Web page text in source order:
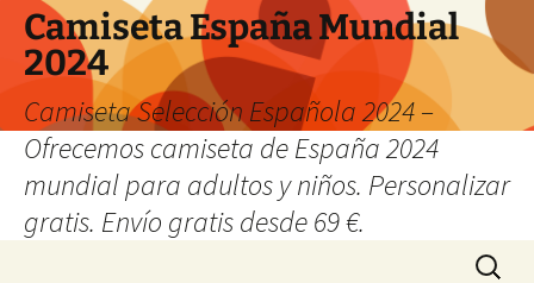
Camiseta España Mundial
2024
Camiseta Selección Española 2024 –
Ofrecemos camiseta de España 2024
mundial para adultos y niños. Personalizar
gratis. Envío gratis desde 69 €.
Buscar: